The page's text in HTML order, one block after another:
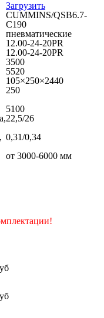
Загрузить
CUMMINS/QSB6.7-
C190
пневматические
12.00-24-20PR
12.00-24-20PR
3500
5520
105×250×2440
250
5100
22,5/26
0,31/0,34
от 3000-6000 мм